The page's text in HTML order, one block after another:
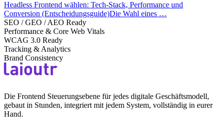
Headless Frontend wählen: Tech-Stack, Performance und
Conversion (Entscheidungsguide)Die Wahl eines …
SEO / GEO / AEO Ready
Performance & Core Web Vitals
WCAG 3.0 Ready
Tracking & Analytics
Brand Consistency
Die Frontend Steuerungsebene für jedes digitale Geschäftsmodell,
gebaut in Stunden, integriert mit jedem System, vollständig in eurer
Hand.